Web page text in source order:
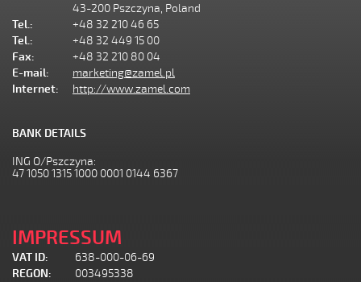
43-200 Pszczyna, Poland
Tel.:
+48 32 210 46 65
Tel.:
+48 32 449 15 00
Fax:
+48 32 210 80 04
E-mail:
marketing@zamel.pl
Internet:
http://www.zamel.com
BANK DETAILS
ING O/Pszczyna:
47 1050 1315 1000 0001 0144 6367
IMPRESSUM
VAT ID:
638-000-06-69
REGON:
003495338